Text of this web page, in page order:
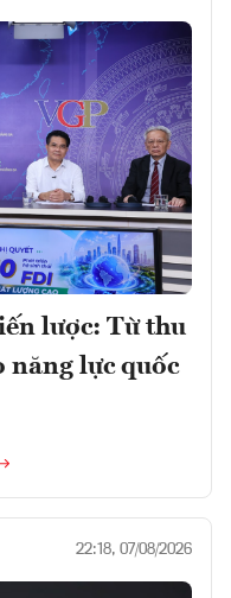
lược: Từ thu
lực quốc
22:18, 07/08/2026